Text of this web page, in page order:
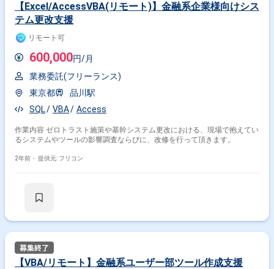
【Excel/AccessVBA(リモート)】金融系企業様向けシス
テム更改支援
リモート可
600,000円/月
業務委託(フリーランス)
東京都
品川駅
SQL
VBA Access
作業内容 ゼロトラスト施策や基幹システム更改における、現場で抱えてい
るシステムやツールの影響調査ならびに、改修を行って頂きます。
2年前・ 提供元: フリコン
【VBA/リモート】金融系ユーザー部ツール作成支援